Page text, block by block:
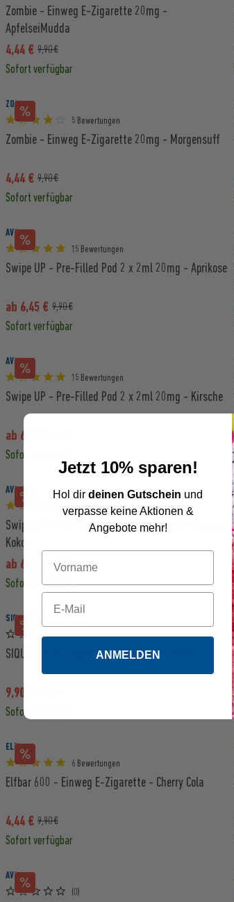
Zombie - Einweg E-Zigarette 20mg -
ApfelseiMudda
4,44 € 9,90 €
Sofort verfügbar
ZOMBIE
5 Bewertungen
Zombie - Einweg E-Zigarette 20mg - Morgensuff
4,44 € 9,90 €
Sofort verfügbar
AVORIA
15 Bewertungen
Swipe UP - Pre-Filled Pod 2 x 2ml 20mg - Aprikose
ab 6,45 € 9,90 €
Sofort verfügbar
AVORIA
15 Bewertungen
Swipe UP - Pre-Filled Pod 2 x 2ml 20mg - Kirsche
ab 6,45 €
Sofort verfügbar
AVORIA
15 Bewertungen
Swipe UP - Pre-Filled Pod 2 x 2ml 20mg - Blaubeer
Kokos
ab 6,45 € 9,90 €
Sofort verfügbar
SIQUE BERLIN
(0)
SIQUE Berlin - Apple Crumble Tobacco Aroma 6ml
9,90 €
Sofort verfügbar
ELFBAR
6 Bewertungen
Elfbar 600 - Einweg E-Zigarette - Cherry Cola
4,44 € 9,90 €
Sofort verfügbar
AVORIA
(0)
Jetzt 10% sparen!
Hol dir deinen Gutschein und
verpasse keine Aktionen &
Angebote mehr!
ANMELDEN